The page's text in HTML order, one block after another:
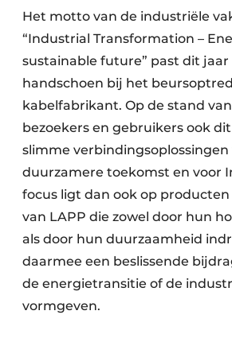
Het motto van de industriële
“Industrial Transformation –
sustainable future” past dit jaar
handschoen bij het
kabelfabrikant. Op de stand
bezoekers en gebruikers ook
slimme verbindingsoplossingen
duurzamere toekomst en voor
focus ligt dan ook op producten
van LAPP die zowel door hun
als door hun duurzaamheid
daarmee een beslissende
de energietransitie of de
vormgeven.